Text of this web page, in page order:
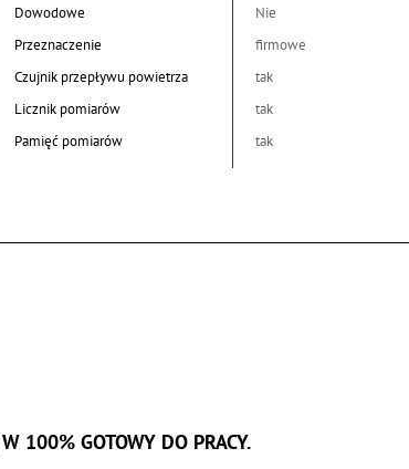
Dowodowe
Nie
Przeznaczenie
firmowe
Czujnik przepływu powietrza
tak
Licznik pomiarów
tak
Pamięć pomiarów
tak
100% GOTOWY DO PRACY.